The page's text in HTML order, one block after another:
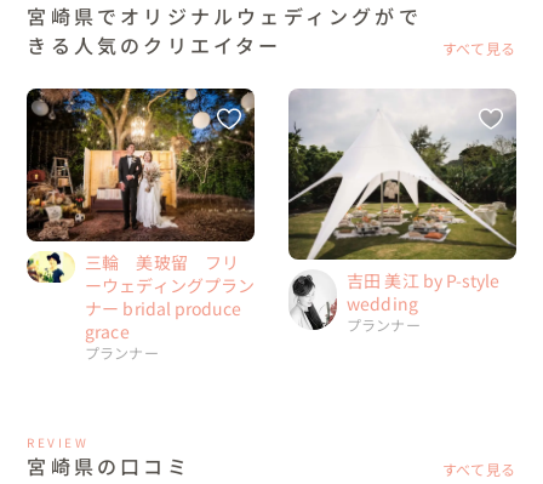
宮崎県でオリジナルウェディングがで
きる人気のクリエイター
すべて見る
三輪 美玻留 フリ
ーウェディングプラン
ナー bridal produce
grace
プランナー
吉田 美江 by P-style
wedding
プランナー
REVIEW
宮崎県の口コミ すべて見る